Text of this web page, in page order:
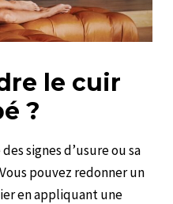
le cuir
?
signes d’usure ou sa
pouvez redonner un
en appliquant une